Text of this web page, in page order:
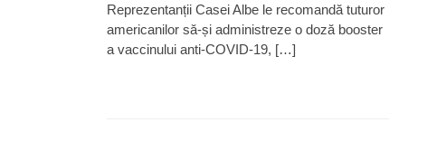
Reprezentanții Casei Albe le recomandă tuturor
americanilor să-și administreze o doză booster
a vaccinului anti-COVID-19, […]